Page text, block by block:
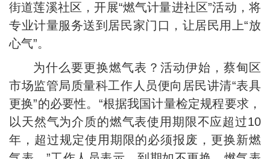
街道莲溪社区，开展“燃气计量进社区”活动，将
专业计量服务送到居民家门口，让居民用上“放
心气”。
为什么要更换燃气表？活动伊始，蔡甸区
市场监管局质量科工作人员便向居民讲清“表具
更换”的必要性。“根据我国计量检定规程要求，
以天然气为介质的燃气表使用期限不应超过10
年，超过规定使用期限的必须报废，更换新燃